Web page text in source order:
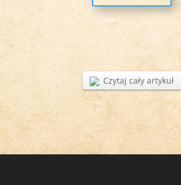
Czytaj cały artykuł